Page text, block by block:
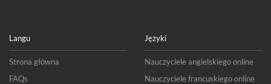
Langu
Strona główna
FAQs
Języki
Nauczyciele angielskiego online
Nauczyciele francuskiego online